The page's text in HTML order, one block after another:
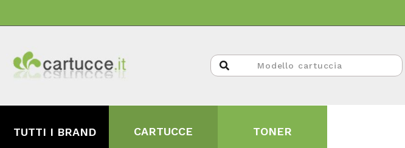
TUTTI I BRAND CARTUCCE TONER